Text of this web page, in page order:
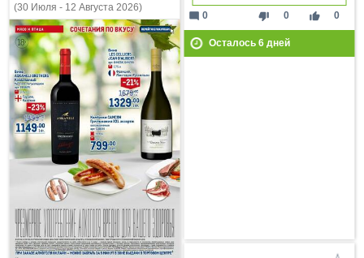
thumb_down 0 thumb_up 0
mode_comment 0
Осталось 6дней
(30 Июля - 12 Августа 2026)